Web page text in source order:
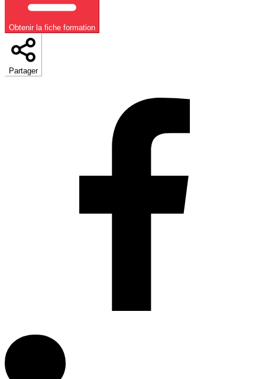
Obtenir la fiche formation
Partager